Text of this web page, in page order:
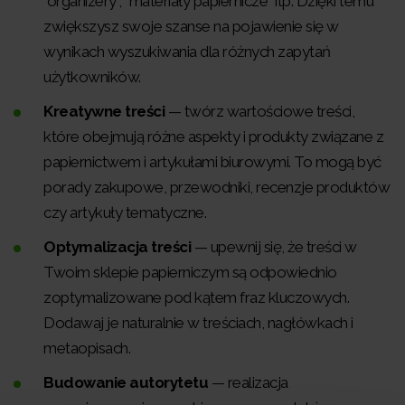
zwiększysz swoje szanse na pojawienie się w
wynikach wyszukiwania dla różnych zapytań
użytkowników.
Kreatywne treści — twórz wartościowe treści,
które obejmują różne aspekty i produkty związane z
papiernictwem i artykułami biurowymi. To mogą być
porady zakupowe, przewodniki, recenzje produktów
czy artykuły tematyczne.
Optymalizacja treści — upewnij się, że treści w
Twoim sklepie papierniczym są odpowiednio
zoptymalizowane pod kątem fraz kluczowych.
Dodawaj je naturalnie w treściach, nagłówkach i
metaopisach.
Budowanie autorytetu — realizacja